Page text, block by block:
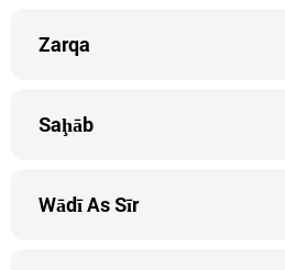
Zarqa
Saḩāb
Wādī As Sīr